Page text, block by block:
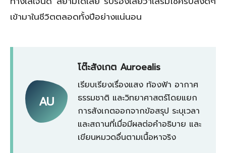
เข้ามาในชีวิตตลอดทั้งปีอย่างแน่นอน
AU
โต๊ะสังเกต Auroealis
เรียบเรียงเรื่องแสง ท้องฟ้า อากาศ
ธรรมชาติ และวิทยาศาสตร์โดยแยก
การสังเกตออกจากข้อสรุป ระบุเวลา
และสถานที่เมื่อมีผลต่อคำอธิบาย และ
เขียนหมวดอื่นตามเนื้อหาจริง